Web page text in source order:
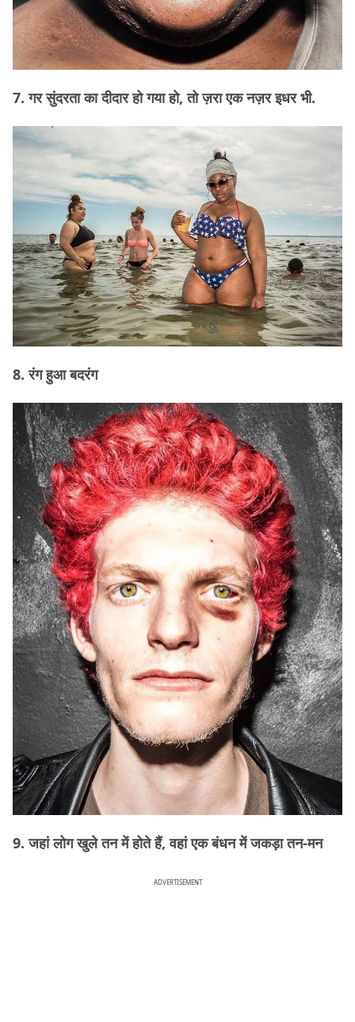
7. गर सुंदरता का दीदार हो गया हो, तो ज़रा एक नज़र इधर भी.
8. रंग हुआ बदरंग
9. जहां लोग खुले तन में होते हैं, वहां एक बंधन में जकड़ा तन-मन
ADVERTISEMENT